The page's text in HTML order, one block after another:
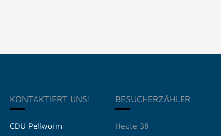
KONTAKTIERT UNS!
CDU Pellworm
BESUCHERZÄHLER
Heute 38